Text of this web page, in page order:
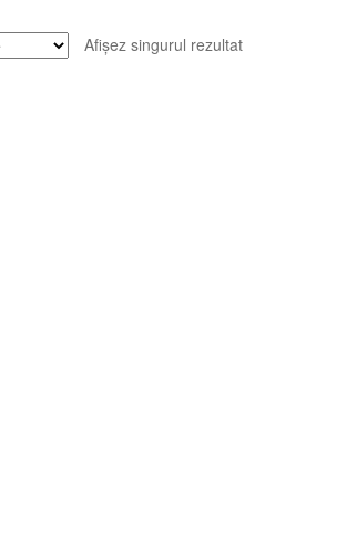
Afișez singurul rezultat